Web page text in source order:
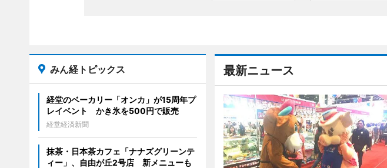
最新ニュース
みん経トピックス
経堂のベーカリー「オンカ」が15周年プ
レイベント かき氷を500円で販売
経堂経済新聞
抹茶・日本茶カフェ「ナナズグリーンテ
ィー」、自由が丘2号店 新メニューも